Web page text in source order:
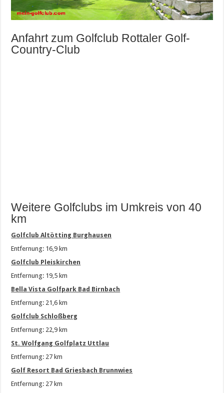
Anfahrt zum Golfclub Rottaler Golf-
Country-Club
Weitere Golfclubs im Umkreis von 40
km
Golfclub Altötting Burghausen
Entfernung: 16,9 km
Golfclub Pleiskirchen
Entfernung: 19,5 km
Bella Vista Golfpark Bad Birnbach
Entfernung: 21,6 km
Golfclub Schloßberg
Entfernung: 22,9 km
St. Wolfgang Golfplatz Uttlau
Entfernung: 27 km
Golf Resort Bad Griesbach Brunnwies
Entfernung: 27 km